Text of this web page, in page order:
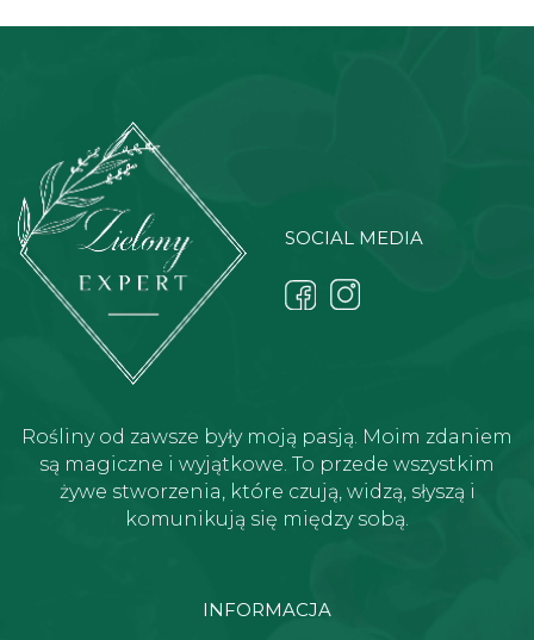
SOCIAL MEDIA
Rośliny od zawsze były moją pasją. Moim zdaniem
są magiczne i wyjątkowe. To przede wszystkim
żywe stworzenia, które czują, widzą, słyszą i
komunikują się między sobą.
INFORMACJA